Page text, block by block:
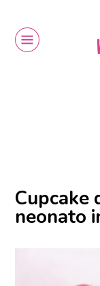
Cupcake
neonato